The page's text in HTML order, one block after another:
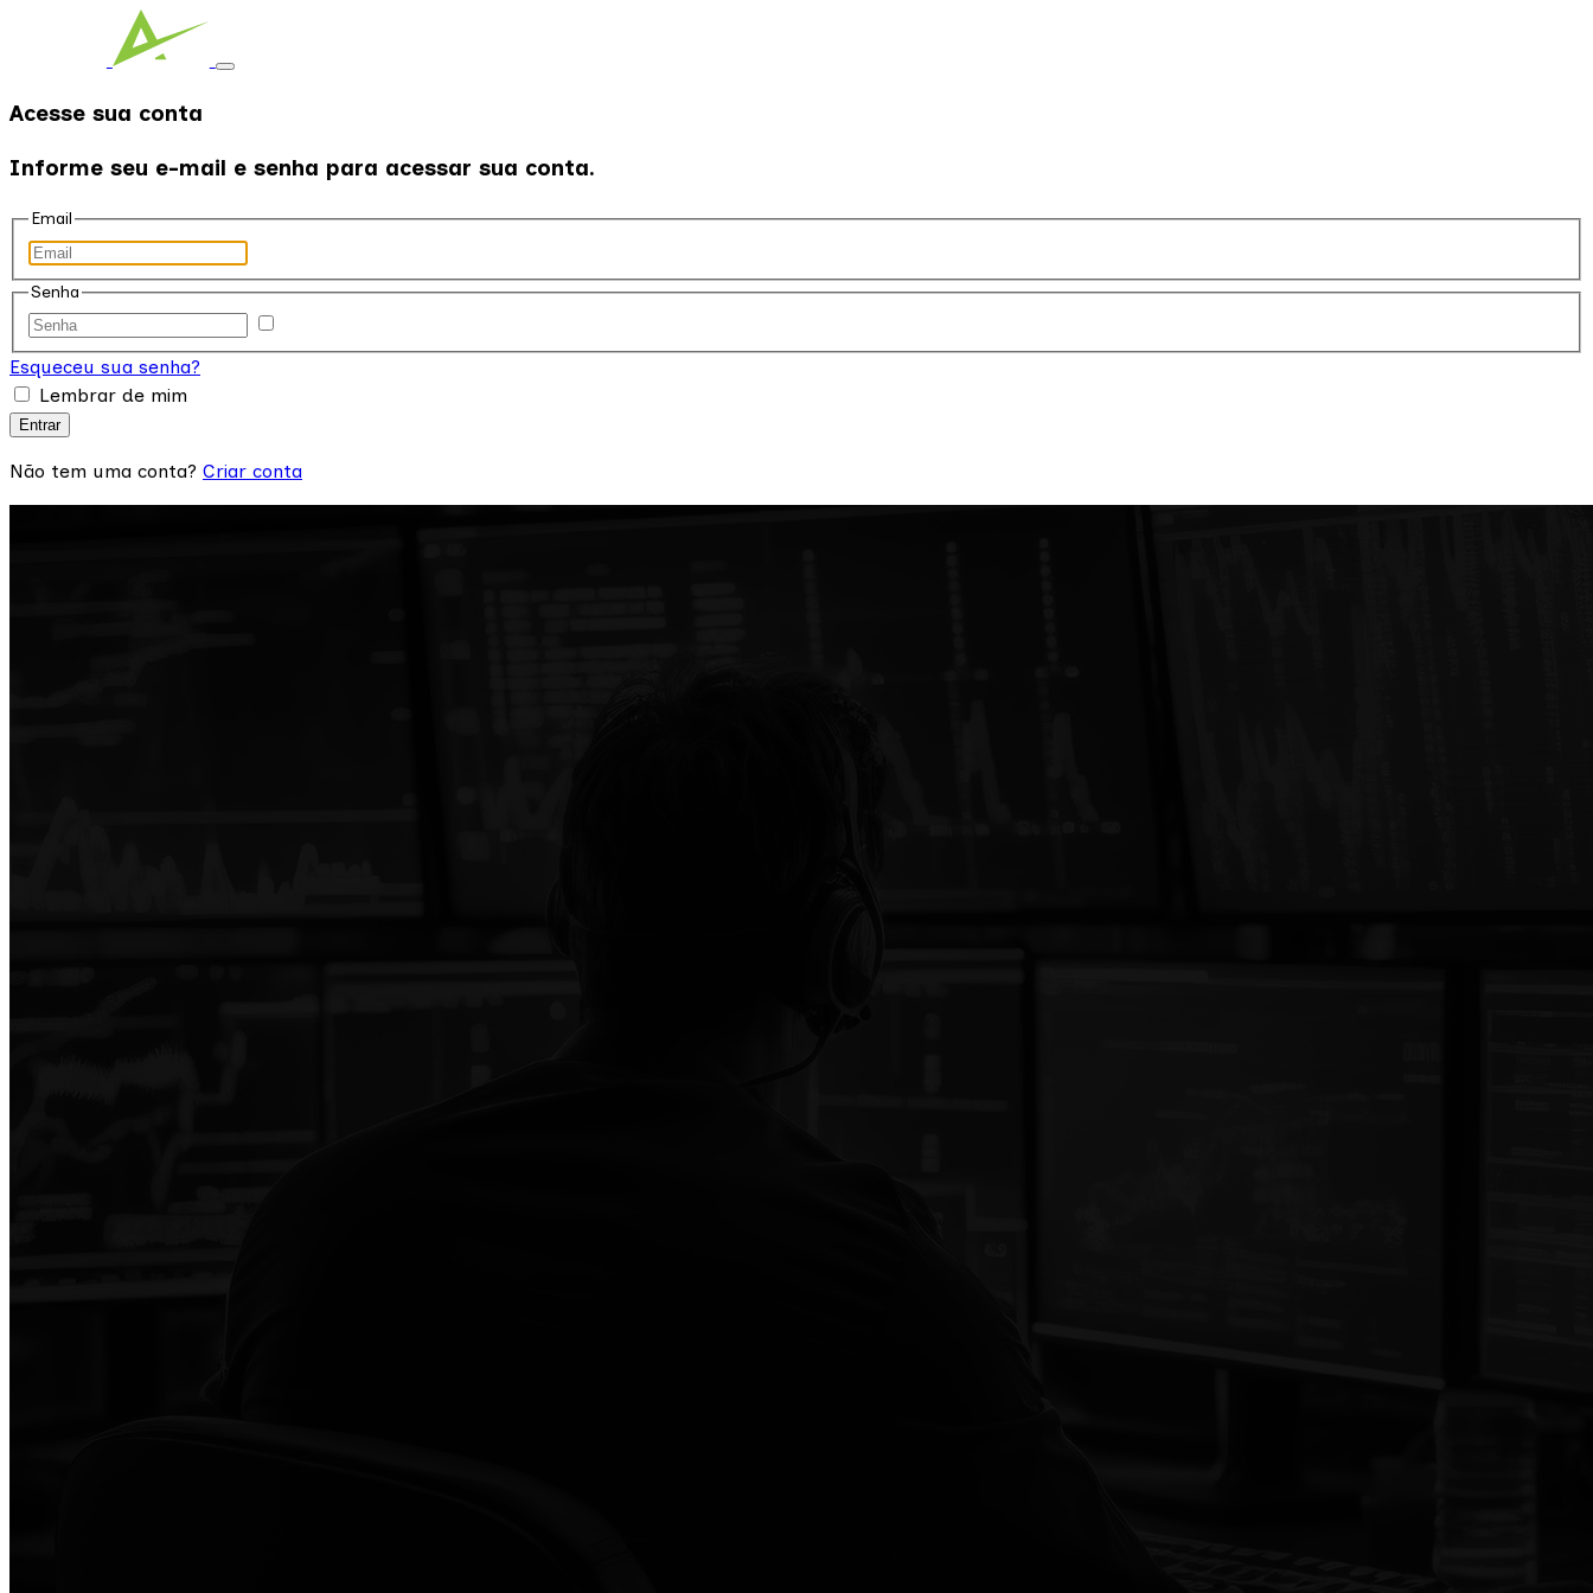
Acesse sua conta
Informe seu e-mail e senha para acessar sua conta.
Email
Senha
Esqueceu sua senha?
Lembrar de mim
Entrar
Não tem uma conta? Criar conta